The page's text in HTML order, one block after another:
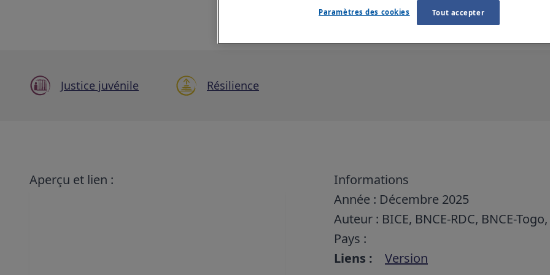
Justice juvénile Résilience
Aperçu et lien :
Informations
Année : Décembre 2025
Auteur : BICE, BNCE-RDC, BNCE-
Pays :
Liens :
Version
Tout accepter
Paramètres des cookies